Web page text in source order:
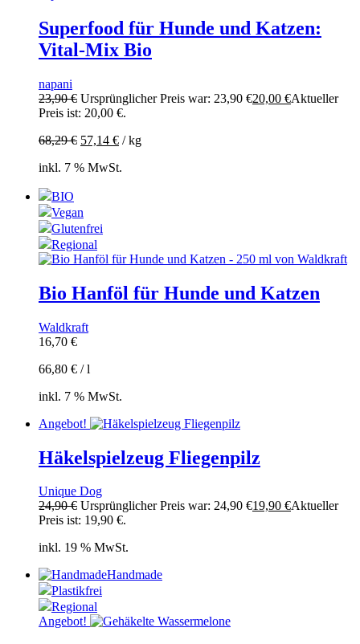
Superfood für Hunde und Katzen:
Vital-Mix Bio
napani
23,90€ Ursprünglicher Preis war: 23,90 €20,00 €Aktueller
Preis ist: 20,00 €.
68,29€ 57,14 € /kg
inkl. 7 % MwSt.
BIO
Vegan
Glutenfrei
Regional
Bio Hanföl für Hunde und Katzen
Waldkraft
16,70 €
66,80 € /l
inkl. 7 % MwSt.
Angebot!
Häkelspielzeug Fliegenpilz
Unique Dog
24,90€ Ursprünglicher Preis war: 24,90 €19,90 €Aktueller
Preis ist: 19,90 €.
inkl. 19 % MwSt.
Handmade
Plastikfrei
Regional
Angebot!